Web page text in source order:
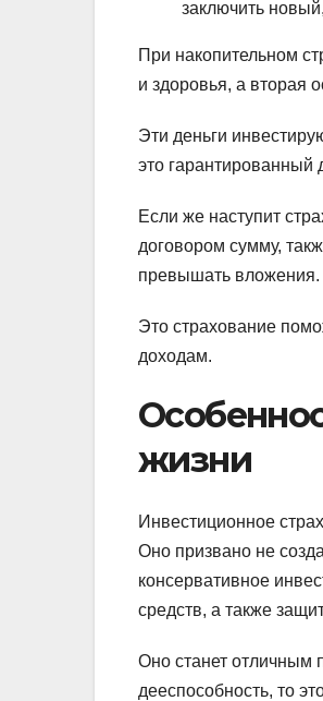
заключить
При накопительном
и здоровья, а вторая
Эти деньги
это гарантированный
Если же наступит
договором сумму,
превышать вложения.
Это страхование
доходам.
жизни
Инвестиционное
Оно призвано не
консервативное
средств, а также
Оно станет отличным
дееспособность, то